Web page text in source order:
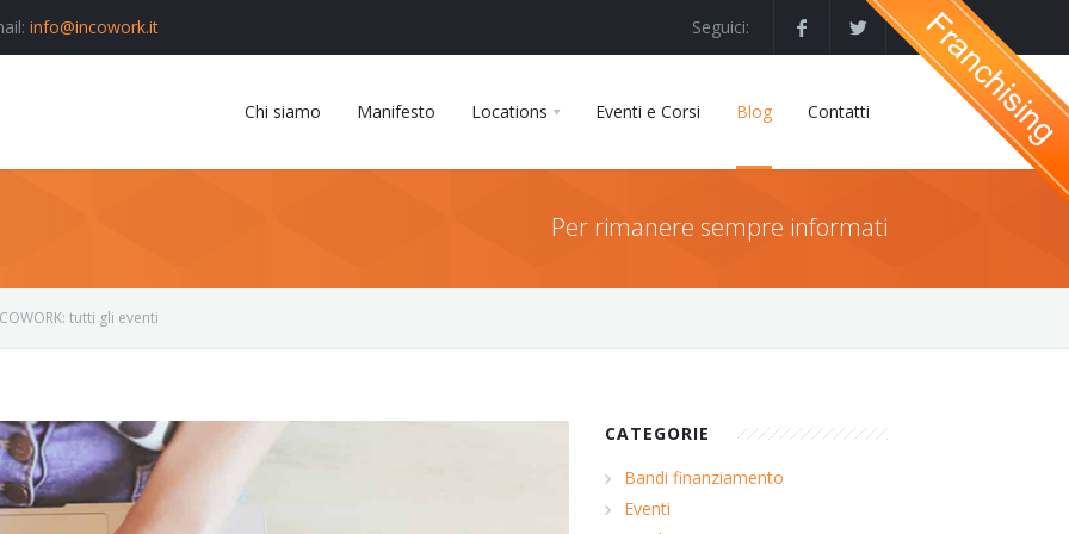
info@incowork.it Seguici:
Chi siamo Manifesto Locations Eventi e Corsi Blog Contatti
Per rimanere sempre informati
tutti gli eventi
CATEGORIE
Bandi finanziamento
Eventi